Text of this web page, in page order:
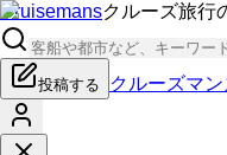
Cruisemansクルーズ旅行
投稿する クルーズマ